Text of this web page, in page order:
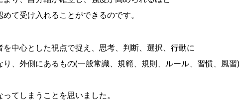
て受け入れることができるのです。
中心とした視点で捉え、思考、判断、選択、行動に
、外側にあるもの(一般常識、規範、規則、ルール、習慣、風習)
てしまうことを思いました。